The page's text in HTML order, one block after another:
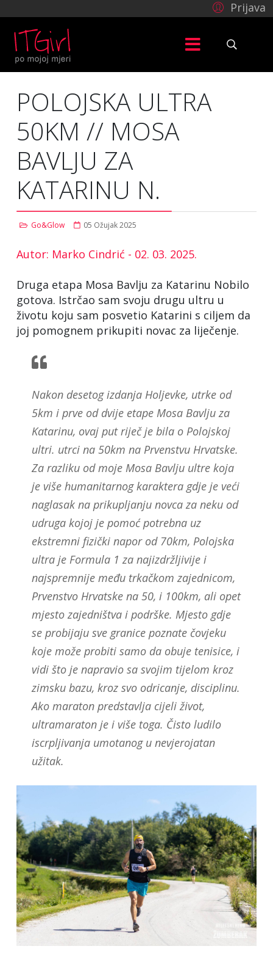
Prijava
POLOJSKA ULTRA
50KM // MOSA
BAVLJU ZA
KATARINU N.
Go&Glow 05 Ožujak 2025
Autor: Marko Cindrić - 02. 03. 2025.
Druga etapa Mosa Bavlju za Katarinu Nobilo
gotova. Istrčao sam svoju drugu ultru u
životu koju sam posvetio Katarini s ciljem da
joj pomognem prikupiti novac za liječenje.
Nakon desetog izdanja Holjevke, utrke od
5km i prve od dvije etape Mosa Bavlju za
Katarinu, ovaj put riječ je bila o Polojskoj
ultri. utrci na 50km na Prvenstvu Hrvatske.
Za razliku od moje Mosa Bavlju ultre koja
je više humanitarnog karaktera gdje je veći
naglasak na prikupljanju novca za neku od
udruga kojoj je pomoć potrebna uz
ekstremni fizički napor od 70km, Polojska
ultra je Formula 1 za najizdržljivije i
najspremnije među trkačkom zajednicom,
Prvenstvo Hrvatske na 50, i 100km, ali opet
mjesto zajedništva i podrške. Mjesto gdje
se probijaju sve granice poznate čovjeku
koje može probiti samo da obuje tenisice, i
vidi što je napravio sa svojim tijelom kroz
zimsku bazu, kroz svo odricanje, disciplinu.
Ako maraton predstavlja cijeli život,
ultramaraton je i više toga. Čisto ludilo
iscrpljivanja umotanog u nevjerojatan
užitak.